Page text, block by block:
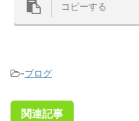
コピーする
-ブログ
関連記事